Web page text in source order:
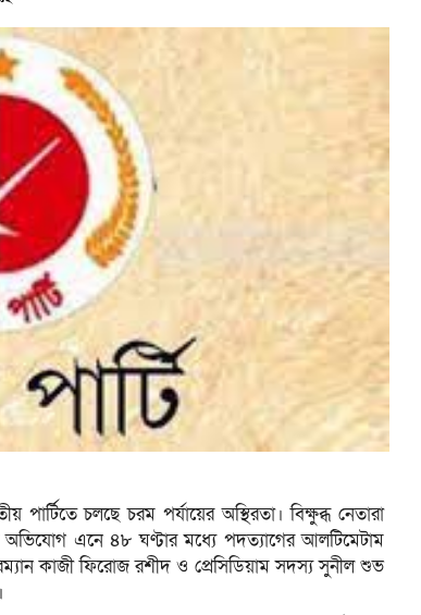
পার্টিতে চলছে চরম পর্যায়ের অস্থিরতা। বিক্ষুব্ধ নেতারা
অভিযোগ এনে ৪৮ ঘণ্টার মধ্যে পদত্যাগের আলটিমেটাম
কাজী ফিরোজ রশীদ ও প্রেসিডিয়াম সদস্য সুনীল শুভ